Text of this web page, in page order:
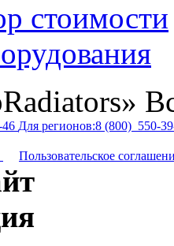
стоимости
46 Для регионов:8 (800) 550-
Пользовательское